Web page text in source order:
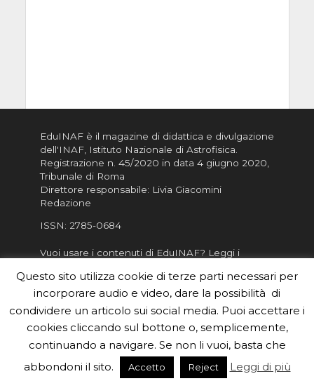
EduINAF è il magazine di didattica e divulgazione
dell'INAF, Istituto Nazionale di Astrofisica
Registrazione n. 45/2020 in data 4 giugno 2020,
Tribunale di Roma
Direttore responsabile: Livia Giacomini
Redazione
ISSN: 2785-0684
Vuoi usare i contenuti di EduINAF? Leggi i
Informativa sulla Privacy
Informatva sui Cookie
Per la rubrica de l'Astronomo risponde, per
inviarci le tue foto o i tuoi contributi, scrivici a
redazione.edu [chiocciola] inaf.it oppure
il form
Questo sito utilizza cookie di terze parti necessari per
incorporare audio e video, dare la possibilità di
condividere un articolo sui social media. Puoi accettare i
cookies cliccando sul bottone o, semplicemente,
continuando a navigare. Se non li vuoi, basta che
abbondoni il sito.
Accetto Reject Leggi di più